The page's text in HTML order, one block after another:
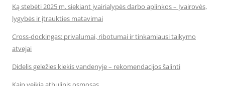
Ką stebėti 2025 m. siekiant įvairialypės darbo aplinkos – Įvairovės,
lygybės ir įtraukties matavimai
Cross-dockingas: privalumai, ribotumai ir tinkamiausi taikymo
atvejai
Didelis geležies kiekis vandenyje – rekomendacijos šalinti